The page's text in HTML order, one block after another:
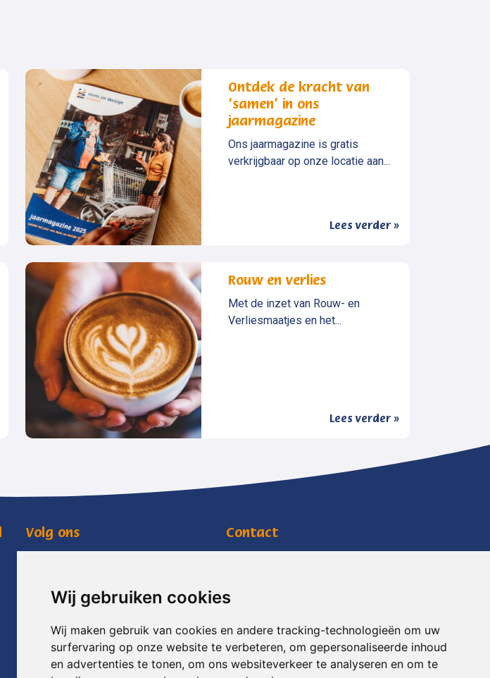
Wij gebruiken cookies
Wij maken gebruik van cookies en andere tracking-technologieën om uw
surfervaring op onze website te verbeteren, om gepersonaliseerde inhoud
en advertenties te tonen, om ons websiteverkeer te analyseren en om te
Ontdek de kracht van
‘samen’ in ons
jaarmagazine
Ons jaarmagazine is gratis
verkrijgbaar op onze locatie aan...
Lees verder »
Rouw en verlies
Met de inzet van Rouw- en
Verliesmaatjes en het...
Lees verder »
Volg ons Contact
RSIN 818703088
KVK 08169738